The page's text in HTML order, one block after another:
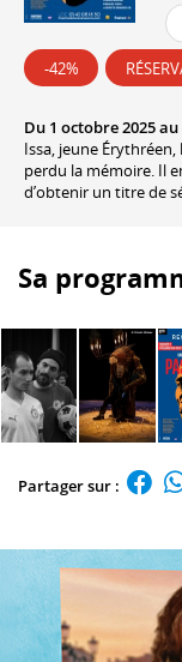
-42%
Du 1 octobre 2025
Issa, jeune Érythréen,
perdu la mémoire. Il
d’obtenir un titre de
Sa
Partager sur :